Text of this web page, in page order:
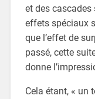
et des cascades
effets spéciaux
que l’effet de
passé, cette
donne
Cela étant, « un